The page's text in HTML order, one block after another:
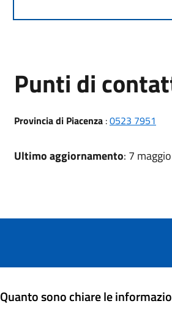
Punti di
Provincia di Piacenza:0523 7951
Ultimo aggiornamento: 7
Quanto sono chiare le